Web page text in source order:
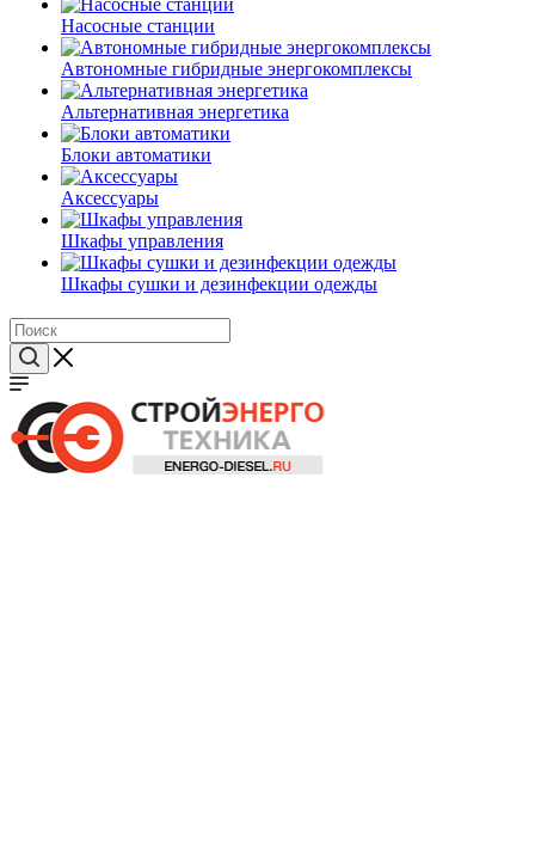
Насосные станции
Автономные гибридные энергокомплексы
Альтернативная энергетика
Блоки автоматики
Аксессуары
Шкафы управления
Шкафы сушки и дезинфекции одежды